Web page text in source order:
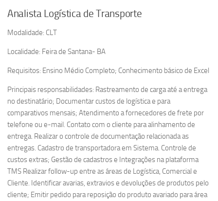
Analista Logística de Transporte
Modalidade: CLT
Localidade: Feira de Santana- BA
Requisitos: Ensino Médio Completo; Conhecimento básico de Excel
Principais responsabilidades: Rastreamento de carga até a entrega
no destinatário; Documentar custos de logística e para
comparativos mensais; Atendimento a fornecedores de frete por
telefone ou e-mail. Contato com o cliente para alinhamento de
entrega. Realizar o controle de documentação relacionada as
entregas. Cadastro de transportadora em Sistema. Controle de
custos extras; Gestão de cadastros e Integrações na plataforma
TMS Realizar follow-up entre as áreas de Logística, Comercial e
Cliente. Identificar avarias, extravios e devoluções de produtos pelo
cliente; Emitir pedido para reposição do produto avariado para área